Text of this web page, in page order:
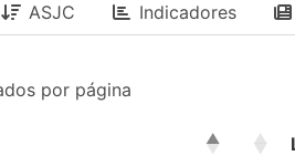
ASJC Indicadores
por página